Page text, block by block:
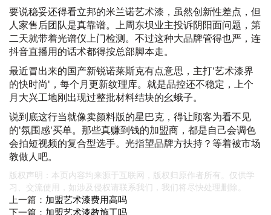
要说稳妥还得看立邦的米兰诺艺术漆，虽然创新性差点，但
人家售后团队是真靠谱。上周东坝业主投诉阴阳面问题，第
二天就带着光谱仪上门检测。不过这种大品牌管得也严，连
抖音直播用的话术都得按总部脚本走。
最近冒出来的国产新锐诺莱斯克有点意思，主打'艺术漆界
的快时尚'，每个月更新纹理库。就是品控还不稳定，上个
月大兴工地刚出现过整批材料结块的幺蛾子。
说到底这行当就像卖颜料版的星巴克，得让顾客为看不见
的'氛围感'买单。那些真赚到钱的加盟商，都是自己会调色
会拍短视频的复合型选手。光指望品牌方扶持？等着被市场
教做人吧。
版权声明：本页内容均来源于互联网，版权归原作者所有。仅供学
习、交流使用，如涉及侵权请联系我们，我们将尽快处理删除。
上一篇： 加盟艺术漆费用高吗
下一篇： 加盟艺术漆教施工吗